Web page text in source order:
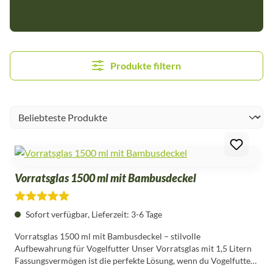
Produkte filtern
Durchschnittliche Bewertung von 4 von 5 Sternen
Sofort verfügbar, Lieferzeit: 3-6 Tage
Vorratsglas 1500 ml mit Bambusdeckel
Vorratsglas 1500 ml mit Bambusdeckel – stilvolle
Aufbewahrung für Vogelfutter Unser Vorratsglas mit 1,5 Litern
Fassungsvermögen ist die perfekte Lösung, wenn du Vogelfutter